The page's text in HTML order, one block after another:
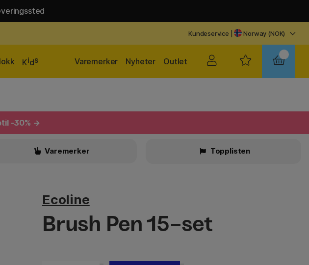
Kundeservice | Norway (NOK)
Kids Outlet
Nyheter
Varemerker
-30% →
Varemerker Topplisten
Ecoline
Brush Pen 15-set